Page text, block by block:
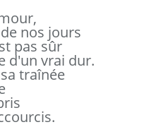
nos jours
pas sûr
d'un vrai dur.
traînée